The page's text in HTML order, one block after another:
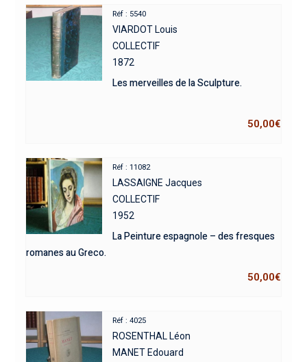
Réf : 5540
VIARDOT Louis
COLLECTIF
1872
Les merveilles de la Sculpture.
50,00€
Réf : 11082
LASSAIGNE Jacques
COLLECTIF
1952
La Peinture espagnole – des fresques
romanes au Greco.
50,00€
Réf : 4025
ROSENTHAL Léon
MANET Edouard